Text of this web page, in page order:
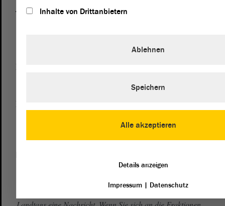
Telefon und Fax
Presse- und Öffentlichkeitsarbeit
landtag@lt.sachsen-anhalt.de
Inhalte von Drittanbietern
Alle akzeptieren
Ablehnen
Speichern
Details anzeigen
Impressum | Datenschutz